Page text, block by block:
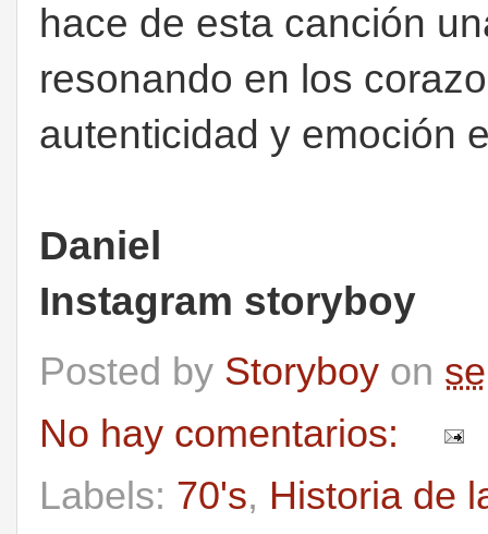
hace de esta canción
resonando en los
autenticidad y emoción
Daniel
Instagram storyboy
Posted by Storyboy on
No hay comentarios:
Labels: 70's, Historia de